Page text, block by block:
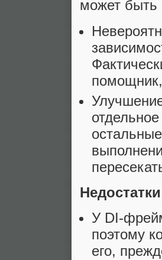
может
помощник,
Недостатки
У DI-
поэтому
его,